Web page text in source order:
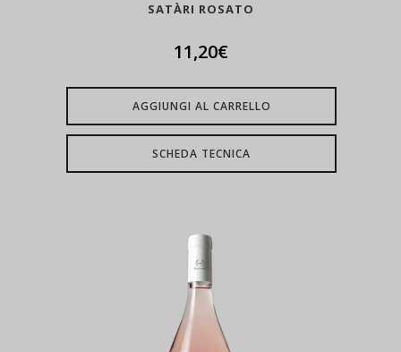
SATÀRI ROSATO
11,20€
AGGIUNGI AL CARRELLO
SCHEDA TECNICA